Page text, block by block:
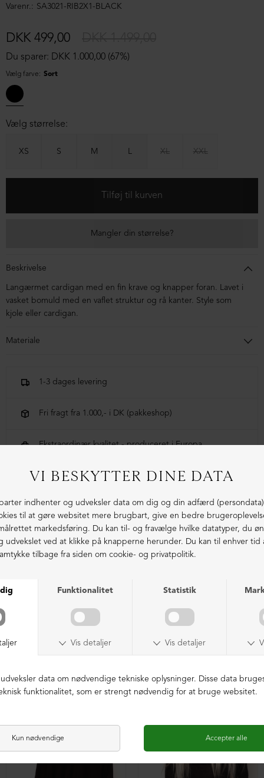
Varenr. SA3021-RIB2X1-BLACK
Du sparer: DKK 1.000,00 (67%)
DKK 499,00
Vælg farve: Sort
Vælg størrelse:
XS S M L XL XXL
Mangler din størrelse?
Beskrivelse
Langærmet cardigan med en fin krave og knapper foran. Lavet i
vasket bomuld med en vaflet struktur og rå kanter. Style som
kjole eller cardigan.
Materiale
1-3 dages levering
Fri fragt fra 1.000,- i DK (pakkeshop)
Ekstraordinær kvalitet - produceret i Europa
LIGNENDE PRODUKTER